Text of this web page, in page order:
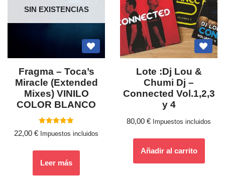
SIN EXISTENCIAS
Fragma ‎– Toca’s
Miracle (Extended
Mixes) VINILO
COLOR BLANCO
con
22,00 € Impuestos incluidos
Leer más
Lote :Dj Lou &
Chumi Dj –
Connected Vol.1,2,3
y 4
80,00 € Impuestos incluidos
Añadir al carrito